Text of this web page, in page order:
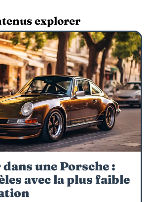
explorer
une Porsche :
avec la plus faible